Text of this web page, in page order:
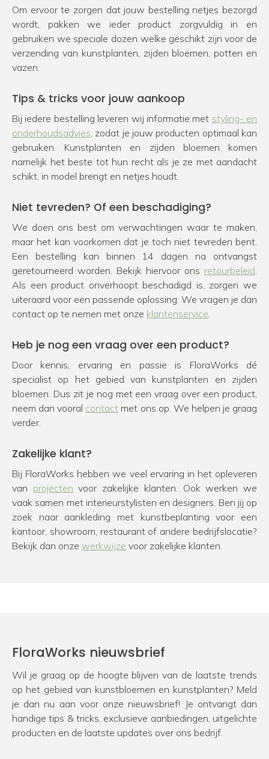
Om ervoor te zorgen dat jouw bestelling netjes bezorgd
wordt, pakken we ieder product zorgvuldig in en
gebruiken we speciale dozen welke geschikt zijn voor de
verzending van kunstplanten, zijden bloemen, potten en
vazen.
Tips & tricks voor jouw aankoop
Bij iedere bestelling leveren wij informatie met styling- en
onderhoudsadvies, zodat je jouw producten optimaal kan
gebruiken. Kunstplanten en zijden bloemen komen
namelijk het beste tot hun recht als je ze met aandacht
schikt, in model brengt en netjes houdt.
Niet tevreden? Of een beschadiging?
We doen ons best om verwachtingen waar te maken,
maar het kan voorkomen dat je toch niet tevreden bent.
Een bestelling kan binnen 14 dagen na ontvangst
geretourneerd worden. Bekijk hiervoor ons retourbeleid.
Als een product onverhoopt beschadigd is, zorgen we
uiteraard voor een passende oplossing. We vragen je dan
contact op te nemen met onze klantenservice.
Heb je nog een vraag over een product?
Door kennis, ervaring en passie is FloraWorks dé
specialist op het gebied van kunstplanten en zijden
bloemen. Dus zit je nog met een vraag over een product,
neem dan vooral contact met ons op. We helpen je graag
verder.
Zakelijke klant?
Bij FloraWorks hebben we veel ervaring in het opleveren
van projecten voor zakelijke klanten. Ook werken we
vaak samen met interieurstylisten en designers. Ben jij op
zoek naar aankleding met kunstbeplanting voor een
kantoor, showroom, restaurant of andere bedrijfslocatie?
Bekijk dan onze werkwijze voor zakelijke klanten.
FloraWorks nieuwsbrief
Wil je graag op de hoogte blijven van de laatste trends
op het gebied van kunstbloemen en kunstplanten? Meld
je dan nu aan voor onze nieuwsbrief! Je ontvangt dan
handige tips & tricks, exclusieve aanbiedingen, uitgelichte
producten en de laatste updates over ons bedrijf.